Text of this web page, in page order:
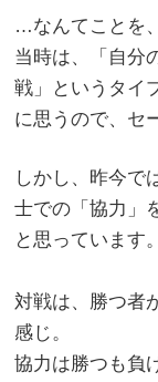
…なんてことを
当時は、「自分
戦」というタイ
に思うので、セ
しかし、昨今で
士での「協力」
と思っています。
対戦は、勝つ者
感じ。
協力は勝つも負